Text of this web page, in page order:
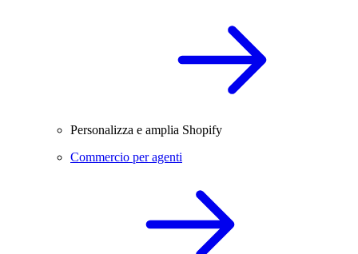
Personalizza e amplia Shopify
Commercio per agenti